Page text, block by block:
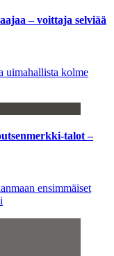
– voittaja selviää
uimahallista kolme
talot –
ensimmäiset